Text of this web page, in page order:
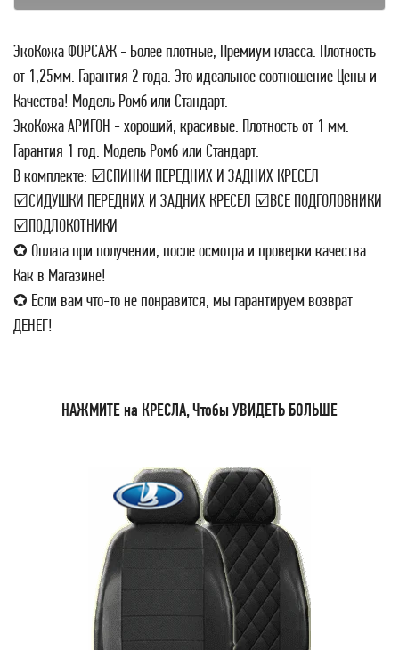
ЭкоКожа ФОРСАЖ - Более плотные, Премиум класса. Плотность
от 1,25мм. Гарантия 2 года. Это идеальное соотношение Цены и
Качества! Модель Ромб или Стандарт.
ЭкоКожа АРИГОН - хороший, красивые. Плотность от 1 мм.
Гарантия 1 год. Модель Ромб или Стандарт.
В комплекте: ☑СПИНКИ ПЕРЕДНИХ И ЗАДНИХ КРЕСЕЛ
☑СИДУШКИ ПЕРЕДНИХ И ЗАДНИХ КРЕСЕЛ ☑ВСЕ ПОДГОЛОВНИКИ
☑ПОДЛОКОТНИКИ
✪ Оплата при получении, после осмотра и проверки качества.
Как в Магазине!
✪ Если вам что-то не понравится, мы гарантируем возврат
ДЕНЕГ!
НАЖМИТЕ на КРЕСЛА, Чтобы УВИДЕТЬ БОЛЬШЕ